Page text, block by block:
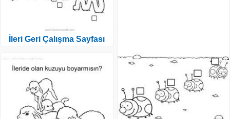
İleri Geri Çalışma Sayfası